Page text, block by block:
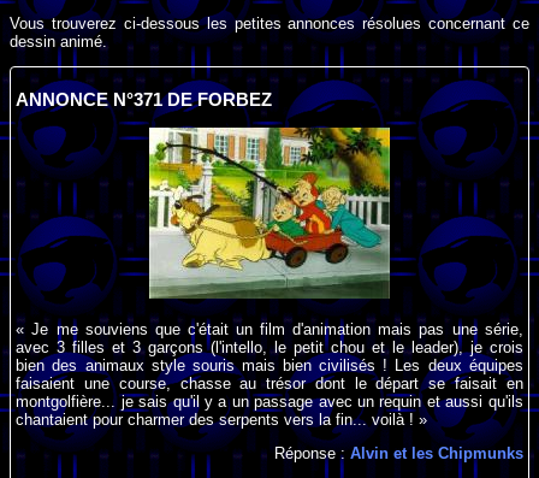
Vous trouverez ci-dessous les petites annonces résolues concernant ce
dessin animé.
ANNONCE N°371 DE FORBEZ
« Je me souviens que c'était un film d'animation mais pas une série,
avec 3 filles et 3 garçons (l'intello, le petit chou et le leader), je crois
bien des animaux style souris mais bien civilisés ! Les deux équipes
faisaient une course, chasse au trésor dont le départ se faisait en
montgolfière... je sais qu'il y a un passage avec un requin et aussi qu'ils
chantaient pour charmer des serpents vers la fin... voilà ! »
Réponse :Alvin et les Chipmunks